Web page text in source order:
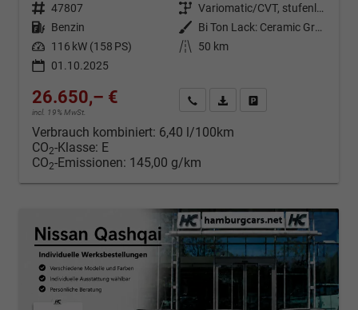
Fahrzeugnr. 47807 Getriebe
Variomatic/CVT, stufenlos
Kraftstoff Benzin Außenfarbe
Bi Ton Lack: Ceramic Grey (KBY) mit Dachfarbe Black Metallic (Z11)
Leistung 116 kW (158 PS) Kilometerstand
50 km
01.10.2025
26.650,– €
incl. 19% MwSt.
Kontakt & Angebot anfordern
PDF-Datei, Fahrzeugexposé
Verbrauch kombiniert: 6,40 l/100km
CO2-Klasse: E
CO2-Emissionen: 145,00 g/km